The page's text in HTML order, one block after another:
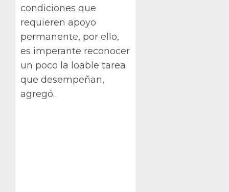
condiciones que
requieren apoyo
permanente, por ello,
es imperante reconocer
un poco la loable tarea
que desempeñan,
agregó.